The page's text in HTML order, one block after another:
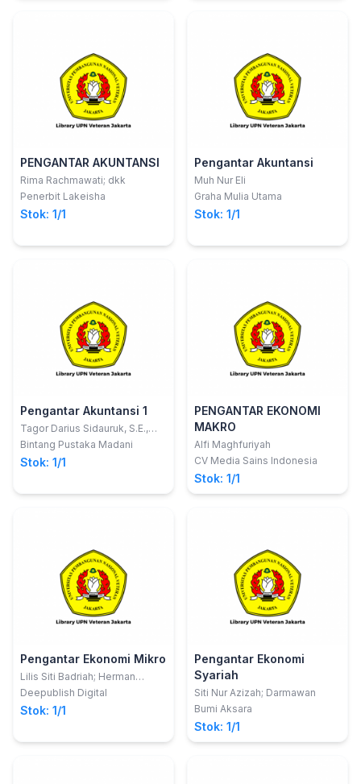
PENGANTAR AKUNTANSI
Rima Rachmawati; dkk
Penerbit Lakeisha
Stok: 1/1
Pengantar Akuntansi
Muh Nur Eli
Graha Mulia Utama
Stok: 1/1
Pengantar Akuntansi 1
Tagor Darius Sidauruk, S.E.,
M.Si., CRP.
Bintang Pustaka Madani
Stok: 1/1
PENGANTAR EKONOMI
MAKRO
Alfi Maghfuriyah
CV Media Sains Indonesia
Stok: 1/1
Pengantar Ekonomi Mikro
Lilis Siti Badriah; Herman
Sambodo; Barokatuminalloh
Deepublish Digital
Stok: 1/1
Pengantar Ekonomi
Syariah
Siti Nur Azizah; Darmawan
Bumi Aksara
Stok: 1/1